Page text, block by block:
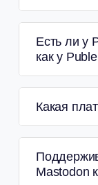
Есть ли у
как у
Какая
Mastodon